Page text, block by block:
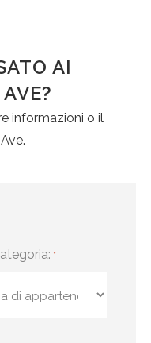
AI
informazioni o il
*